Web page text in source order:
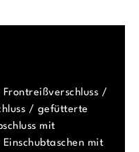
/
/ gefütterte
mit
mit